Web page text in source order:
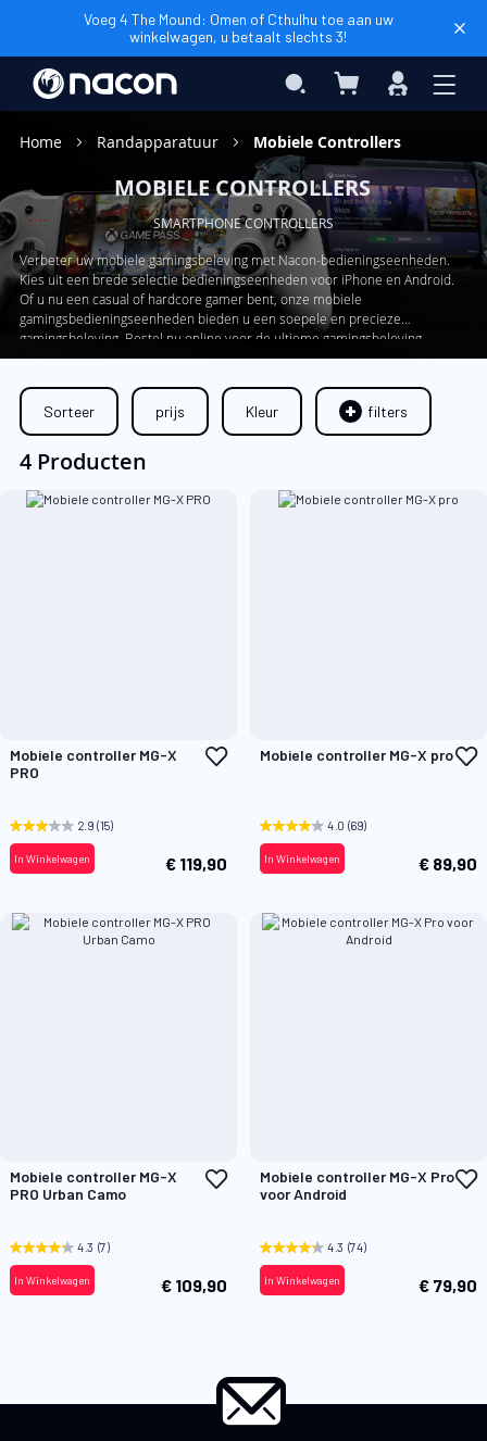
Voeg 4 The Mound: Omen of Cthulhu toe aan uw
winkelwagen, u betaalt slechts 3!
Search Winkelwagen
Inloggen
Home Randapparatuur Mobiele Controllers
MOBIELE CONTROLLERS
SMARTPHONE CONTROLLERS
Verbeter uw mobiele gamingsbeleving met Nacon-bedieningseenheden.
Kies uit een brede selectie bedieningseenheden voor iPhone en Android.
Of u nu een casual of hardcore gamer bent, onze mobiele
gamingsbedieningseenheden bieden u een soepele en precieze
gamingsbeleving. Bestel nu online voor de ultieme gamingsbeleving.
Sorteer prijs Kleur filters
4 Producten
Mobiele controller MG-X
PRO
Voeg
2.9 (15)
€ 119,90
In Winkelwagen
Mobiele controller MG-X pro
4.0 (69)
€ 89,90
In Winkelwagen
Mobiele controller MG-X
PRO Urban Camo
Voeg
4.3 (7)
€ 109,90
In Winkelwagen
Mobiele controller MG-X Pro
voor Android
4.3 (74)
€ 79,90
In Winkelwagen